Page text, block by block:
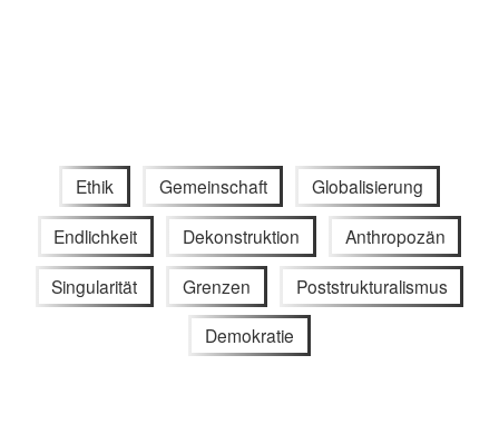
Ethik Gemeinschaft Globalisierung
Endlichkeit Dekonstruktion Anthropozän
Singularität Grenzen Poststrukturalismus
Demokratie